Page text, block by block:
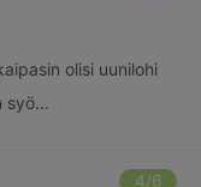
olisi uunilohi
syö...
4/6